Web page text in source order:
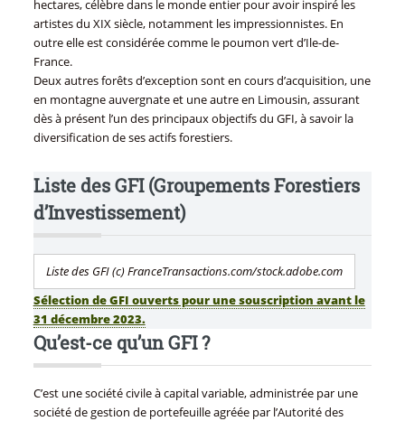
hectares, célèbre dans le monde entier pour avoir inspiré les
artistes du XIX siècle, notamment les impressionnistes. En
outre elle est considérée comme le poumon vert d’Ile-de-
France.
Deux autres forêts d’exception sont en cours d’acquisition, une
en montagne auvergnate et une autre en Limousin, assurant
dès à présent l’un des principaux objectifs du GFI, à savoir la
diversification de ses actifs forestiers.
Liste des GFI (Groupements Forestiers
d’Investissement)
Liste des GFI (c) FranceTransactions.com/stock.adobe.com
Sélection de GFI ouverts pour une souscription avant le
31 décembre 2023.
Qu’est-ce qu’un GFI ?
C’est une société civile à capital variable, administrée par une
société de gestion de portefeuille agréée par l’Autorité des